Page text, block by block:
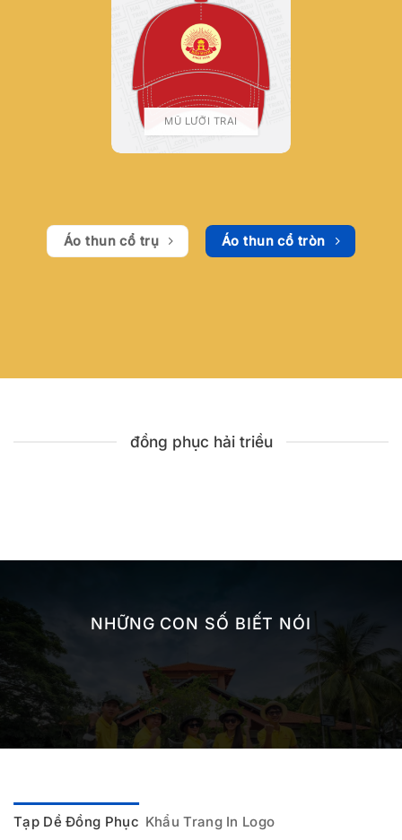
MŨ LƯỠI TRAI
Áo thun cổ trụ Áo thun cổ tròn
đồng phục hải triều
NHỮNG CON SỐ BIẾT NÓI
Tạp Dề Đồng Phục Khẩu Trang In Logo